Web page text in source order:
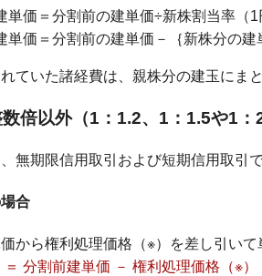
単価＝分割前の建単価÷新株割当率（
単価＝分割前の建単価－｛新株分の
ていた諸経費は、親株分の建玉にま
倍以外（1：1.2、1：1.5や1：
無期限信用取引および短期信用取引
合
から権利処理価格（※）を差し引い
＝ 分割前建単価 － 権利処理価格（※）